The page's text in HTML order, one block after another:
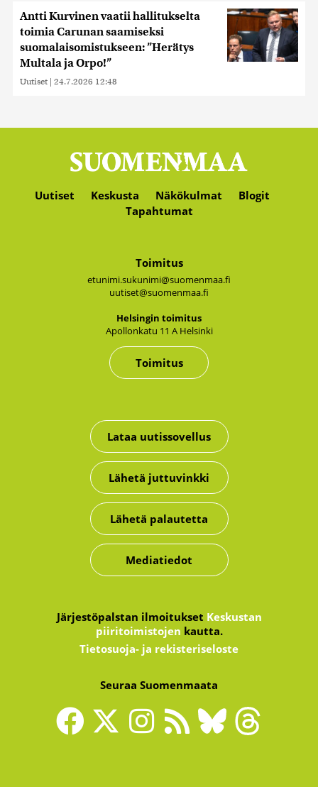
Antti Kurvinen vaatii hallitukselta
toimia Carunan saamiseksi
suomalaisomistukseen: ”Herätys
Multala ja Orpo!”
Uutiset | 24.7.2026 12:48
Uutiset Keskusta Näkökulmat
Blogit
Tapahtumat
Toimitus
etunimi.sukunimi@suomenmaa.fi
uutiset@suomenmaa.fi
Hel­sin­gin toi­mi­tus
Apol­lon­ka­tu 11 A Hel­sin­ki
Toimitus
Lataa uutissovellus
Lähetä juttuvinkki
Lähetä palautetta
Mediatiedot
Järjestöpalstan ilmoitukset Keskustan
piiritoimistojen kautta.
Tietosuoja- ja rekisteriseloste
Seuraa Suomenmaata